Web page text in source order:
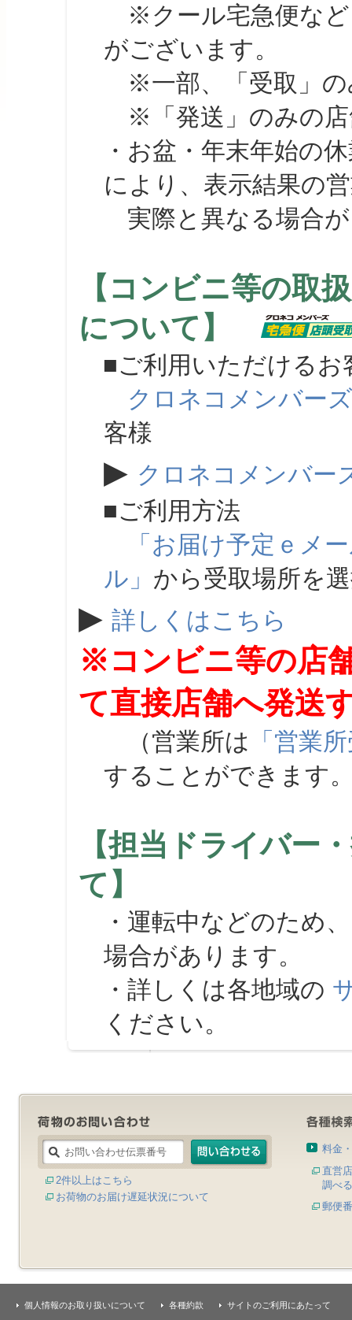
※クール宅急便など
がございます。
※一部、「受取」の
※「発送」のみの店
・お盆・年末年始の
により、表示結果の
実際と異なる場合が
【コンビニ等の取
について】
■ご利用いただけるお
クロネコメンバーズ
客様
▶ クロネコメンバー
■ご利用方法
「お届け予定ｅメ
ル」 から受取場所を
▶ 詳しくはこちら
※コンビニ等の店
て直接店舗へ発送
（営業所は 「営業
することができます
【担当ドライバー
て】
・運転中などのため
場合があります。
・詳しくは各地域の
ください。
2件以上はこちら
お荷物のお届け遅延状況について
料金
直営
調べる
郵便
個人情報のお取り扱いについて 各種約款 サイトのご利用にあたって